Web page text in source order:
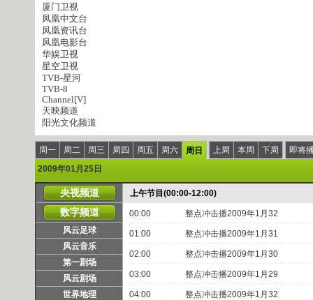
厦门卫视
凤凰中文台
凤凰资讯台
凤凰电影台
华娱卫视
星空卫视
TVB-星河
TVB-8
Channel[V]
天映频道
阳光文化频道
周一 周二 周三 周四 周五 周六 周日 上周 本周 下周
即将
2009年01月25日
央视频道
数字频道
风云足球
风云音乐
第一剧场
风云剧场
世界地理
上午节目(00:00-12:00)
00:00 整点冲击播2009年1月32
01:00 整点冲击播2009年1月31
02:00 整点冲击播2009年1月30
03:00 整点冲击播2009年1月29
04:00 整点冲击播2009年1月32